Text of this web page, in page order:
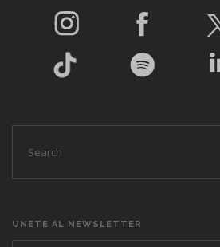
UNETE AL NEWSLETTER